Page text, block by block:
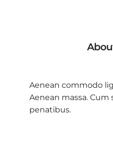
Aenean commodo
Aenean massa. Cum
penatibus.